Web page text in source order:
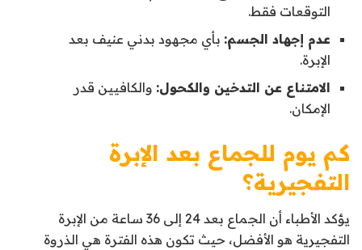
التوقعات فقط.
عدم إجهاد الجسم: بأي مجهود بدني عنيف بعد
الإبرة.
الامتناع عن التدخين والكحول: والكافيين قدر
الإمكان.
كم يوم للجماع بعد الإبرة
التفجيرية؟
يؤكد الأطباء أن الجماع بعد 24 إلى 36 ساعة من الإبرة
التفجيرية هو الأفضل، حيث تكون هذه الفترة هي الذروة